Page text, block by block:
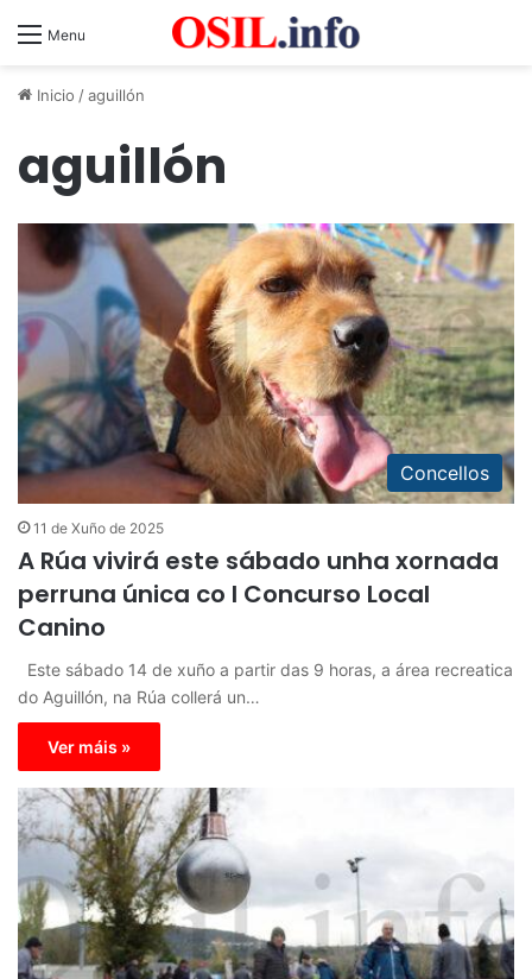
Menu
Inicio /aguillón
aguillón
Concellos
11 de Xuño de 2025
A Rúa vivirá este sábado unha xornada
perruna única co I Concurso Local
Canino
Este sábado 14 de xuño a partir das 9 horas, a área recreatica
do Aguillón, na Rúa collerá un…
Ver máis »